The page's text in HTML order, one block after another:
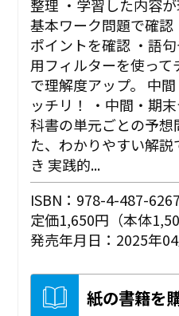
整理 ・学習した内容
基本ワーク問題で確
ポイントを確認 ・語
用フィルターを使っ
で理解度アップ。 中
ッチリ！ ・中間・期
科書の単元ごとの予想
た、わかりやすい解
き 実践的...
ISBN：978-4-487-
定価1,650円（本体
発売年月日：2025年
紙の書籍を